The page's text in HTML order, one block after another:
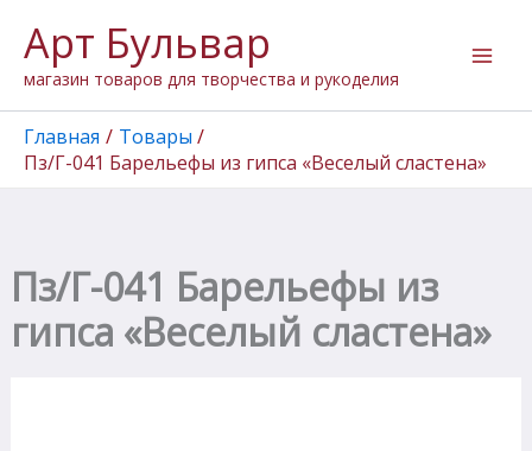
содержимому
Арт Бульвар
магазин товаров для творчества и рукоделия
Главная
Товары
Пз/Г-041 Барельефы из гипса «Веселый сластена»
Пз/Г-041 Барельефы из
гипса «Веселый сластена»
товара
Пз/
Г-041
Барельефы
из
гипса
"Веселый